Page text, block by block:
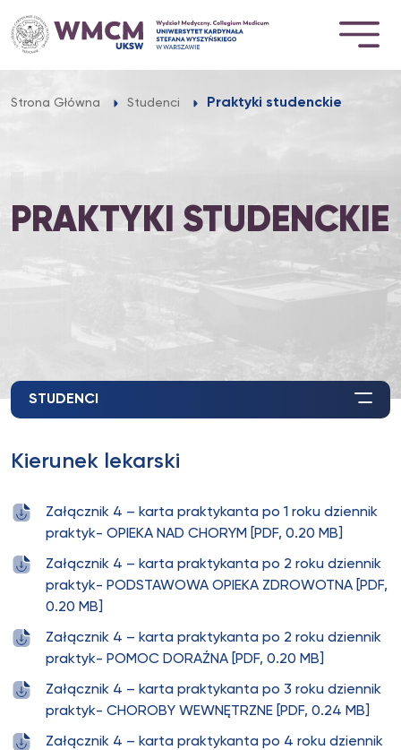
do
treści
Strona Główna Studenci Praktyki studenckie
PRAKTYKI STUDENCKIE
STUDENCI
Kierunek lekarski
Załącznik 4 – karta praktykanta po 1 roku dziennik
praktyk- OPIEKA NAD CHORYM [PDF, 0.20 MB]
Załącznik 4 – karta praktykanta po 2 roku dziennik
praktyk- PODSTAWOWA OPIEKA ZDROWOTNA [PDF,
0.20 MB]
Załącznik 4 – karta praktykanta po 2 roku dziennik
praktyk- POMOC DORAŹNA [PDF, 0.20 MB]
Załącznik 4 – karta praktykanta po 3 roku dziennik
praktyk- CHOROBY WEWNĘTRZNE [PDF, 0.24 MB]
Załącznik 4 – karta praktykanta po 4 roku dziennik